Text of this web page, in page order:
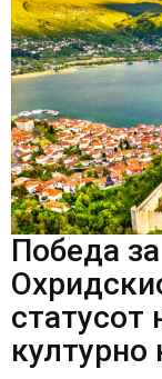
Победа
статусот
културно